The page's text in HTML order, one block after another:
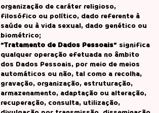
organização de caráter religioso,
filosófico ou político, dado referente à
saúde ou à vida sexual, dado genético ou
biométrico;
“Tratamento de Dados Pessoais” significa
qualquer operação efetuada no âmbito
dos Dados Pessoais, por meio de meios
automáticos ou não, tal como a recolha,
gravação, organização, estruturação,
armazenamento, adaptação ou alteração,
recuperação, consulta, utilização,